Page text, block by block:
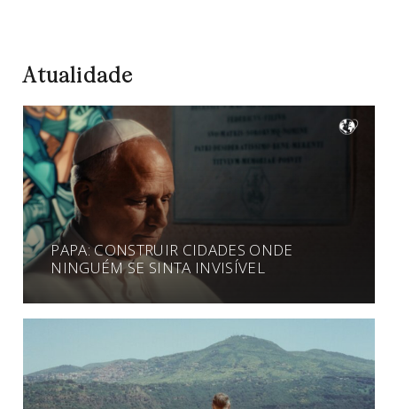
Atualidade
PAPA: CONSTRUIR CIDADES ONDE
NINGUÉM SE SINTA INVISÍVEL